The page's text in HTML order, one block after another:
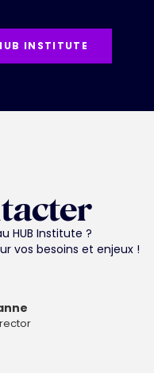
INSTITUTE
HUB Institute ?
vos besoins et enjeux !